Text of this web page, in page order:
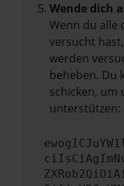
Wende dich
Wenn du alle
versucht
werden
beheben. Du
schicken, um
unterstützen: